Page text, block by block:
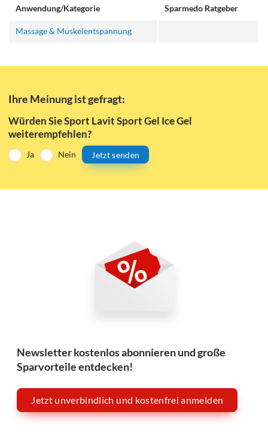
Anwendung/Kategorie Sparmedo Ratgeber
Massage & Muskelentspannung
Ihre Meinung ist gefragt:
Würden Sie Sport Lavit Sport Gel Ice Gel
weiterempfehlen?
Ja Nein Jetzt senden
Newsletter kostenlos abonnieren und große
Sparvorteile entdecken!
Jetzt unverbindlich und kostenfrei anmelden